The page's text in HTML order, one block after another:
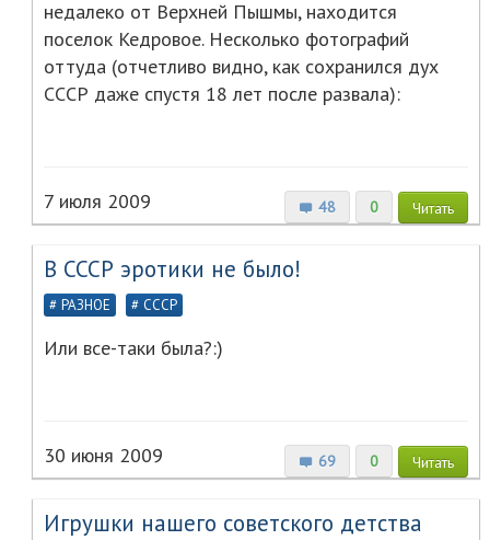
недалеко от Верхней Пышмы, находится
поселок Кедровое. Несколько фотографий
оттуда (отчетливо видно, как сохранился дух
СССР даже спустя 18 лет после развала):
48 0 Читать
7 июля 2009
В СССР эротики не было!
РАЗНОЕ СССР
Или все-таки была?:)
69 0 Читать
30 июня 2009
Игрушки нашего советского детства